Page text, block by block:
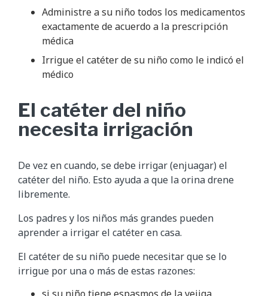
Administre a su niño todos los medicamentos
exactamente de acuerdo a la prescripción
médica
Irrigue el catéter de su niño como le indicó el
médico
El catéter del niño
necesita irrigación
De vez en cuando, se debe irrigar (enjuagar) el
catéter del niño. Esto ayuda a que la orina drene
libremente.
Los padres y los niños más grandes pueden
aprender a irrigar el catéter en casa.
El catéter de su niño puede necesitar que se lo
irrigue por una o más de estas razones: